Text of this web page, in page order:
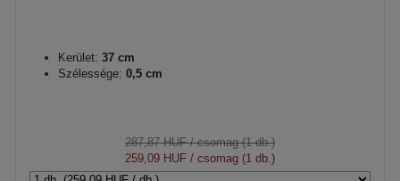
Kerület: 37 cm
Szélessége: 0,5 cm
287,87 HUF/ csomag (1 db.)
259,09 HUF / csomag (1 db.)